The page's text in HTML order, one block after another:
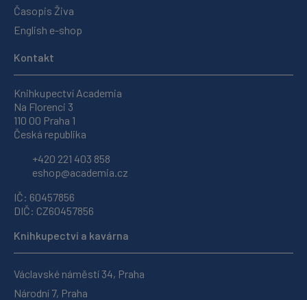
Časopis Živa
English e-shop
Kontakt
Knihkupectví Academia
Na Florenci 3
110 00 Praha 1
Česká republika
+420 221 403 858
eshop@academia.cz
IČ: 60457856
DIČ: CZ60457856
Knihkupectví a kavárna
Václavské náměstí 34, Praha
Národní 7, Praha